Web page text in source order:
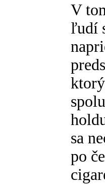
V
ľudí
sa
po